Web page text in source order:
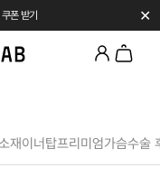
폰 받기
할인
✕
재이너탑프리미엄가슴수술